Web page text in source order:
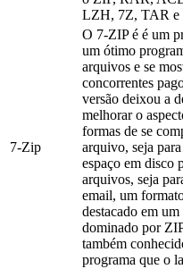
LZH, 7Z, TAR e
7-Zip
O 7-ZIP é é um
um ótimo
arquivos e se
concorrentes
versão deixou a
melhorar o
formas de se
arquivo, seja
espaço em disco
arquivos, seja
email, um
destacado em um
dominado por
também
programa que o